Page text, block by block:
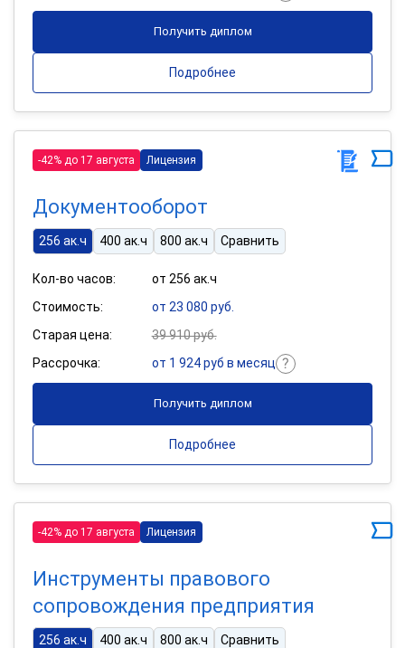
Получить диплом
Подробнее
-42% до 17 августа Лицензия
Документооборот
256 ак.ч 400 ак.ч 800 ак.ч Сравнить
Кол-во часов:
от 256 ак.ч
Стоимость:
от 23 080 руб.
Старая цена:
39 910 руб.
Рассрочка:
от 1 924 руб в месяц
Получить диплом
Подробнее
-42% до 17 августа Лицензия
Инструменты правового
сопровождения предприятия
256 ак.ч 400 ак.ч 800 ак.ч Сравнить